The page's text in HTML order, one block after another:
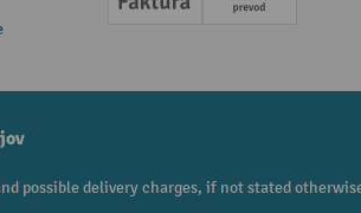
Faktúra Predplatba
possible delivery charges, if not stated